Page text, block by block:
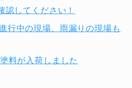
認してください！
行中の現場、雨漏りの現場も
料が入荷しました